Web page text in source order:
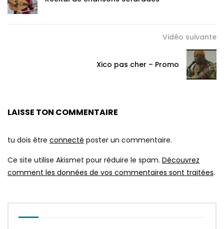
Vidéo suivante
Xico pas cher – Promo
LAISSE TON COMMENTAIRE
tu dois être connecté poster un commentaire.
Ce site utilise Akismet pour réduire le spam. Découvrez
comment les données de vos commentaires sont traitées.